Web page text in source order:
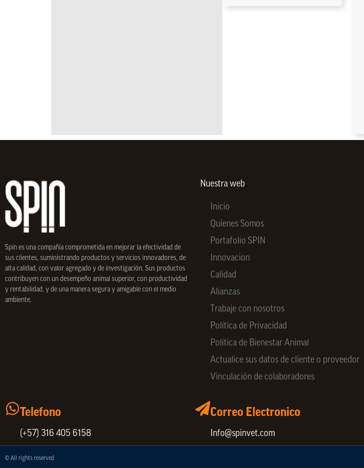
Spin es una compañía comprometida en mejorar la efectividad de
sus clientes, suministrando productos y servicios innovadores, de
alta calidad, con valor agregado y de investigación. Sus productos
contribuyen con un desempeño animal superior, con productividad
y rentabilidad, y de una manera segura y amigable con el medio
ambiente.
Nuestra web
Inicio
Quienes Somos
Portafolio SPIN
Innovacion
Calidad
Alianzas
Trabaje con nosotros
Política de Privacidad
Política de Bienestar Animal
Actualice sus datos de cliente o proveedor
Vinculación de colaboradores
Telefono
(+57) 316 405 6158
Correo Electronico
Info@spinvet.com
© All rights reserved